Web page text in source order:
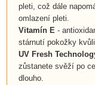
pleti, což dále
omlazení pleti.
Vitamín E-
stárnutí pokožky
UV Fresh
zůstanete svěží po
dlouho.